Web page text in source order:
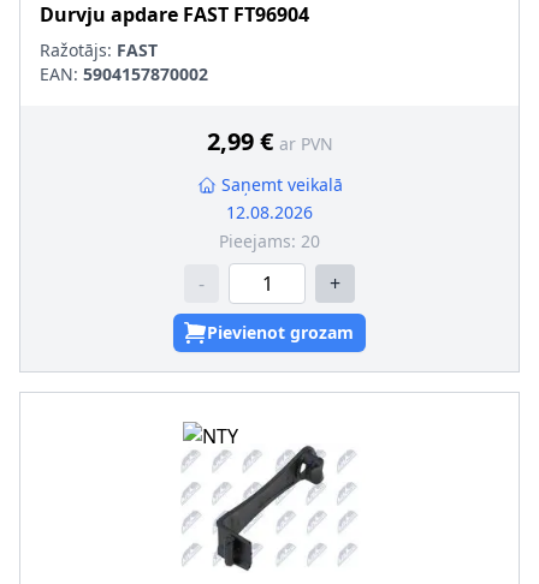
Durvju apdare FAST FT96904
Ražotājs: FAST
EAN: 5904157870002
2,99 € ar PVN
Saņemt veikalā
12.08.2026
Pieejams: 20
- +
Pievienot grozam